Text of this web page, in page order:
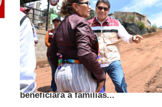
Avanza obra de pavimentación que
beneficiará a familias...